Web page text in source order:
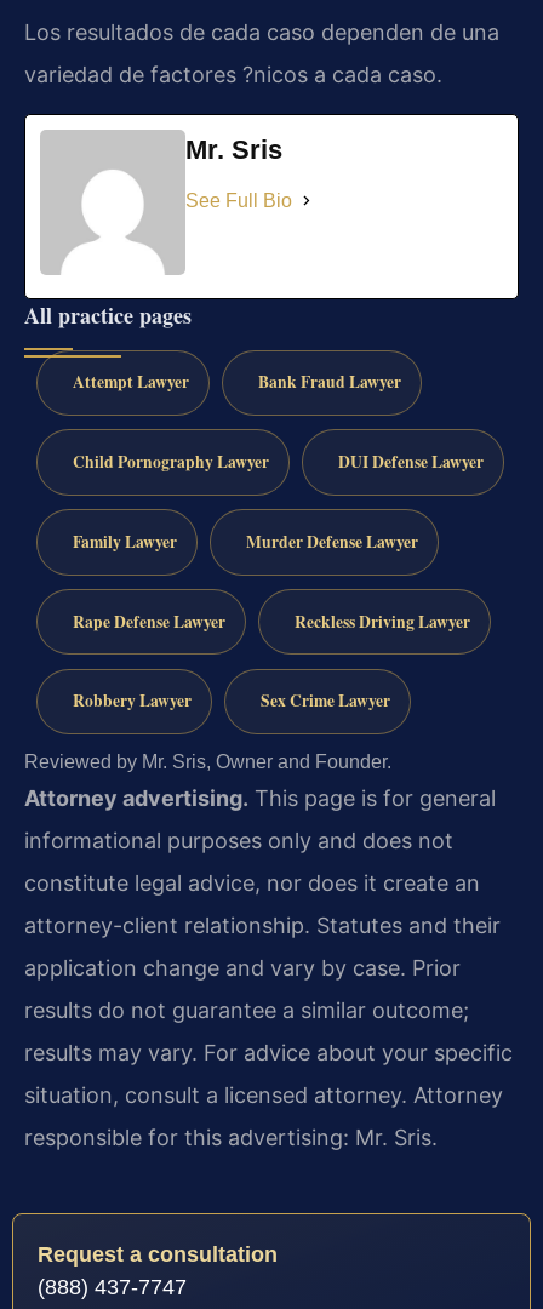
Los resultados de cada caso dependen de una
variedad de factores ?nicos a cada caso.
Mr. Sris
See Full Bio
All practice pages
Attempt Lawyer Bank Fraud Lawyer
Child Pornography Lawyer DUI Defense Lawyer
Family Lawyer Murder Defense Lawyer
Rape Defense Lawyer Reckless Driving Lawyer
Robbery Lawyer Sex Crime Lawyer
Reviewed by Mr. Sris, Owner and Founder.
Attorney advertising. This page is for general
informational purposes only and does not
constitute legal advice, nor does it create an
attorney-client relationship. Statutes and their
application change and vary by case. Prior
results do not guarantee a similar outcome;
results may vary. For advice about your specific
situation, consult a licensed attorney. Attorney
responsible for this advertising: Mr. Sris.
Request a consultation
(888) 437-7747